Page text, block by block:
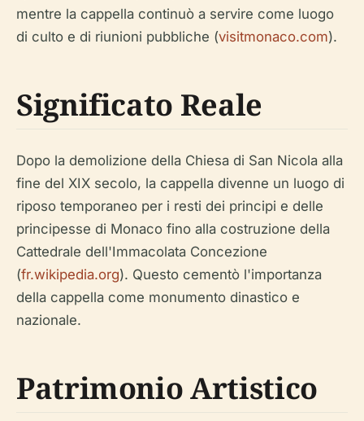
mentre la cappella continuò a servire come luogo
di culto e di riunioni pubbliche (visitmonaco.com).
Significato Reale
Dopo la demolizione della Chiesa di San Nicola alla
fine del XIX secolo, la cappella divenne un luogo di
riposo temporaneo per i resti dei principi e delle
principesse di Monaco fino alla costruzione della
Cattedrale dell'Immacolata Concezione
(fr.wikipedia.org). Questo cementò l'importanza
della cappella come monumento dinastico e
nazionale.
Patrimonio Artistico